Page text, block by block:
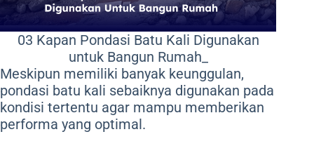
03 Kapan Pondasi Batu Kali Digunakan
untuk Bangun Rumah_
Meskipun memiliki banyak keunggulan,
pondasi batu kali sebaiknya digunakan pada
kondisi tertentu agar mampu memberikan
performa yang optimal.